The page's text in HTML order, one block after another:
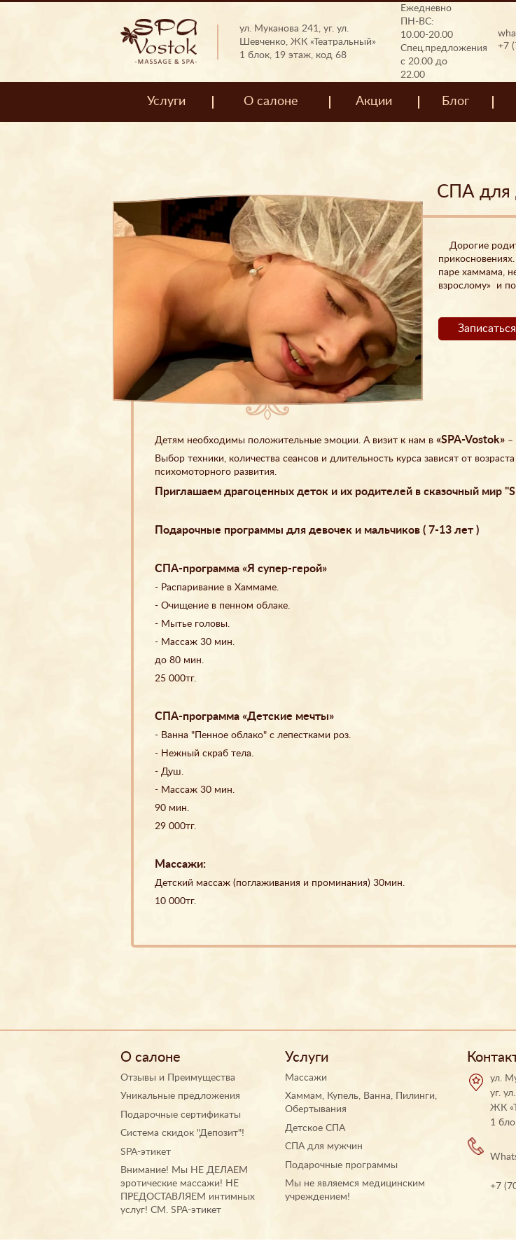
ул. Муканова 241, уг. ул.
Шевченко, ЖК «Театральный»
1 блок, 19 этаж, код 68
Ежедневно
ПН-ВС:
10.00-20.00
Спец.предложения
с 20.00 до
22.00
+7
Услуги О салоне Акции Блог
СПА для
Дорогие
паре хаммама,
взрослому» и
Записаться
Детям необходимы положительные эмоции. А визит к нам в «SPA-Vostok» –
Выбор техники, количества сеансов и длительность курса зависят от
психомоторного развития.
Приглашаем драгоценных деток и их родителей в сказочный мир
Подарочные программы для девочек и мальчиков ( 7-13 лет )
СПА-программа «Я супер-герой»
- Распаривание в Хаммаме.
- Очищение в пенном облаке.
- Мытье головы.
- Массаж 30 мин.
до 80 мин.
25 000тг.
СПА-программа «Детские мечты»
- Ванна "Пенное облако" с лепестками роз.
- Нежный скраб тела.
- Душ.
- Массаж 30 мин.
90 мин.
29 000тг.
Массажи:
Детский массаж (поглаживания и проминания) 30мин.
10 000тг.
О салоне
Отзывы и
Преимущества
Уникальные предложения
Подарочные сертификаты
Система скидок "Депозит"!
SPA-этикет
Внимание! Мы НЕ ДЕЛАЕМ
эротические массажи! НЕ
ПРЕДОСТАВЛЯЕМ интимных
услуг! СМ. SPA-этикет
Услуги
Массажи
Хаммам, Купель, Ванна, Пилинги,
Обертывания
Детское СПА
СПА для мужчин
Подарочные программы
Мы не являемся медицинским
учреждением!
ул.
уг.
ЖК
1
+7